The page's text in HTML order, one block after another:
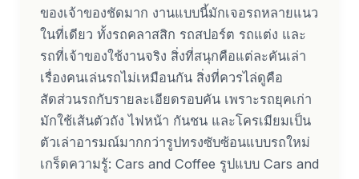
ของเจ้าของชัดมาก งานแบบนี้มักเจอรถหลายแนว
ในที่เดียว ทั้งรถคลาสสิก รถสปอร์ต รถแต่ง และ
รถที่เจ้าของใช้งานจริง สิ่งที่สนุกคือแต่ละคันเล่า
เรื่องคนเล่นรถไม่เหมือนกัน สิ่งที่ควรไล่ดูคือ
สัดส่วนรถกับรายละเอียดรอบคัน เพราะรถยุคเก่า
มักใช้เส้นตัวถัง ไฟหน้า กันชน และโครเมียมเป็น
ตัวเล่าอารมณ์มากกว่ารูปทรงซับซ้อนแบบรถใหม่
เกร็ดความรู้: Cars and Coffee รูปแบบ Cars and